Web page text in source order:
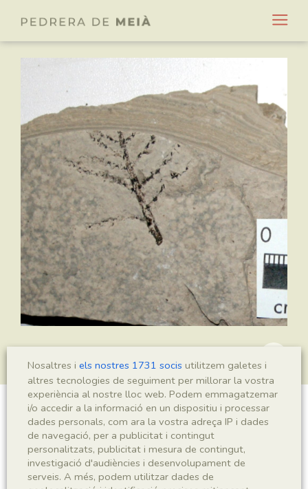
Montsechia vidalii
Sigla
Nosaltres i els nostres 1731 socis utilitzem galetes i
altres tecnologies de seguiment per millorar la vostra
experiència al nostre lloc web. Podem emmagatzemar
i/o accedir a la informació en un dispositiu i processar
dades personals, com ara la vostra adreça IP i dades
de navegació, per a publicitat i contingut
personalitzats, publicitat i mesura de contingut,
investigació d'audiències i desenvolupament de
serveis. A més, podem utilitzar dades de